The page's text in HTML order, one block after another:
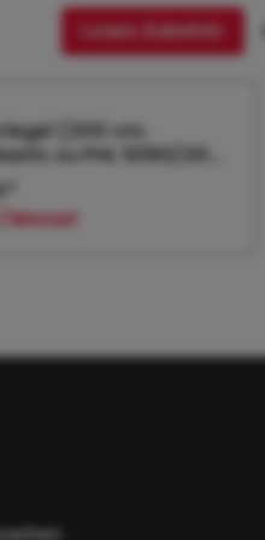
Loses Zubehör
(200 cm,
zu PHL 5060/20
Monat